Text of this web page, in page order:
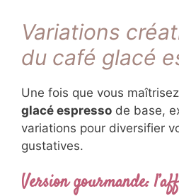
Variations
du café glacé
Une fois que vous
glacé espresso de base,
variations pour diversifier
gustatives.
Version gourmande: